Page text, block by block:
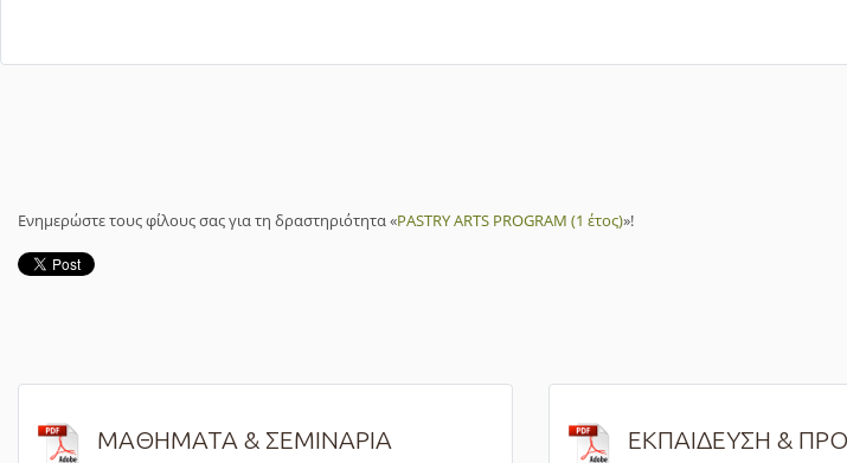
Ενημερώστε τους φίλους σας για τη δραστηριότητα «PASTRY ARTS PROGRAM (1 έτος)»!
ΜΑΘΗΜΑΤΑ & ΣΕΜΙΝΑΡΙΑ ΕΚΠΑΙΔΕΥΣΗ &